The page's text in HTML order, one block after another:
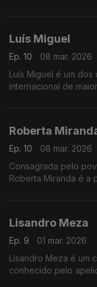
Luís Miguel
Ep. 10
08 mar. 2026
Luís Miguel é um dos
internacional de
Roberta
Ep. 10
08 mar. 2026
Consagrada pelo
Roberta Miranda é a
Lisandro Meza
Ep. 9
01 mar. 2026
Lisandro Meza é um
conhecido pelo